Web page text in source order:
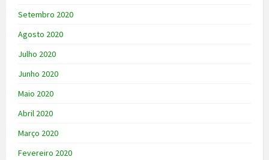
Setembro 2020
Agosto 2020
Julho 2020
Junho 2020
Maio 2020
Abril 2020
Março 2020
Fevereiro 2020